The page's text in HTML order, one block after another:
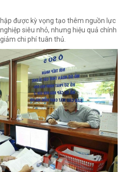
được kỳ vọng tạo thêm nguồn lực
siêu nhỏ, nhưng hiệu quả chính
chi phí tuân thủ.